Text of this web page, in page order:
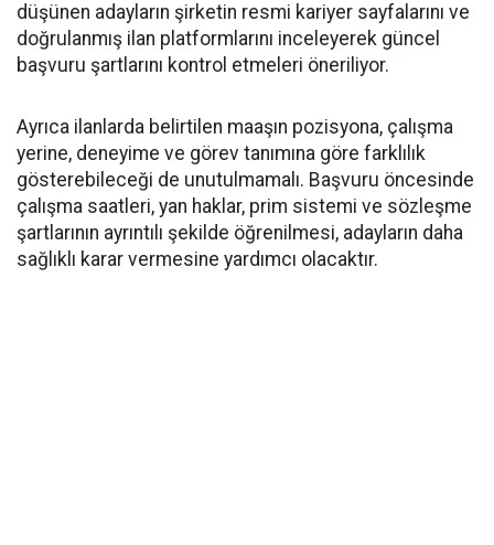
düşünen adayların şirketin resmi kariyer sayfalarını ve
doğrulanmış ilan platformlarını inceleyerek güncel
başvuru şartlarını kontrol etmeleri öneriliyor.
Ayrıca ilanlarda belirtilen maaşın pozisyona, çalışma
yerine, deneyime ve görev tanımına göre farklılık
gösterebileceği de unutulmamalı. Başvuru öncesinde
çalışma saatleri, yan haklar, prim sistemi ve sözleşme
şartlarının ayrıntılı şekilde öğrenilmesi, adayların daha
sağlıklı karar vermesine yardımcı olacaktır.